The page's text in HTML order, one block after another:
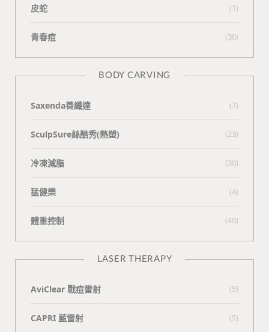
皮蛇 (1)
青春痘 (30)
BODY CARVING
Saxenda善纖達 (7)
SculpSure絲酷秀(熱塑) (23)
冷凍減脂 (30)
猛健樂 (4)
體重控制 (40)
LASER THERAPY
AviClear 戰痘雷射 (5)
CAPRI 藍雷射 (5)